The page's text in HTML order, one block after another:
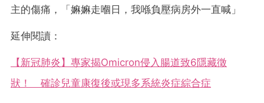
主的傷痛，「嫲嫲走嗰日，我喺負壓病房外一直喊」
延伸閱讀：
【新冠肺炎】專家揭Omicron侵入腸道致6隱藏徵
狀！ 確診兒童康復後或現多系統炎症綜合症